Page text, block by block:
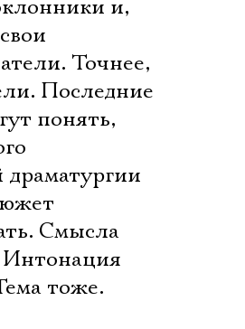
и,
Точнее,
Последние
понять,
драматургии
Смысла
Интонация
тоже.